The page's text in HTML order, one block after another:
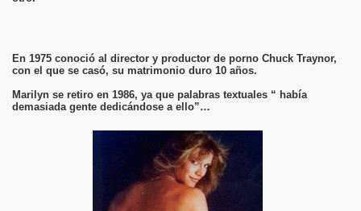
En 1975 conoció al director y productor de porno Chuck Traynor,
con el que se casó, su matrimonio duro 10 años.
Marilyn se retiro en 1986, ya que palabras textuales “ había
demasiada gente dedicándose a ello”…